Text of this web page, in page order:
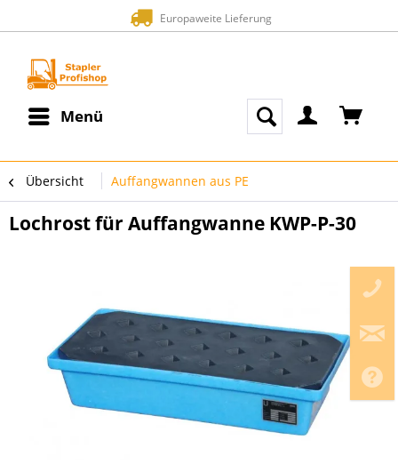
Europaweite Lieferung
Menü
Übersicht Auffangwannen aus PE
Lochrost für Auffangwanne KWP-P-30